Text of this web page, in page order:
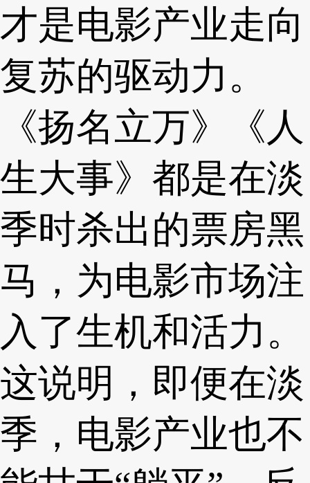
才是电影产业走向
复苏的驱动力。
《扬名立万》《人
生大事》都是在淡
季时杀出的票房黑
马，为电影市场注
入了生机和活力。
这说明，即便在淡
季，电影产业也不